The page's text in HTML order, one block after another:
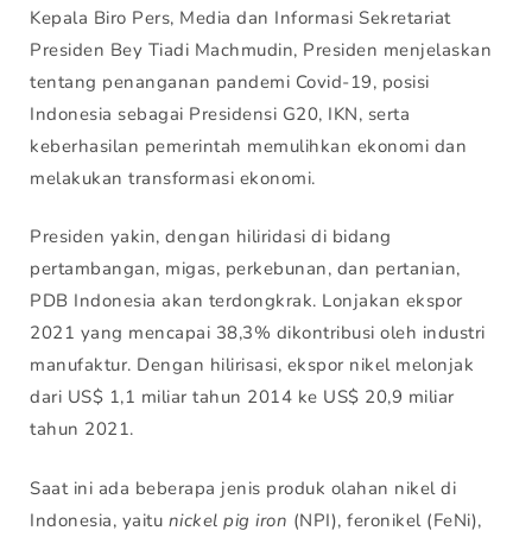
Kepala Biro Pers, Media dan Informasi Sekretariat
Presiden Bey Tiadi Machmudin, Presiden menjelaskan
tentang penanganan pandemi Covid-19, posisi
Indonesia sebagai Presidensi G20, IKN, serta
keberhasilan pemerintah memulihkan ekonomi dan
melakukan transformasi ekonomi.
Presiden yakin, dengan hiliridasi di bidang
pertambangan, migas, perkebunan, dan pertanian,
PDB Indonesia akan terdongkrak. Lonjakan ekspor
2021 yang mencapai 38,3% dikontribusi oleh industri
manufaktur. Dengan hilirisasi, ekspor nikel melonjak
dari US$ 1,1 miliar tahun 2014 ke US$ 20,9 miliar
tahun 2021.
Saat ini ada beberapa jenis produk olahan nikel di
Indonesia, yaitu nickel pig iron (NPI), feronikel (FeNi),